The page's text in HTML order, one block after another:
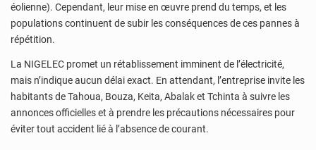
éolienne). Cependant, leur mise en œuvre prend du temps, et les
populations continuent de subir les conséquences de ces pannes à
répétition.
La NIGELEC promet un rétablissement imminent de l’électricité,
mais n’indique aucun délai exact. En attendant, l’entreprise invite les
habitants de Tahoua, Bouza, Keita, Abalak et Tchinta à suivre les
annonces officielles et à prendre les précautions nécessaires pour
éviter tout accident lié à l’absence de courant.